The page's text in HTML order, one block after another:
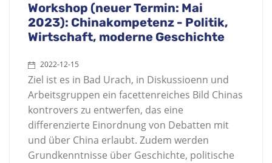
Workshop (neuer Termin: Mai
2023): Chinakompetenz - Politik,
Wirtschaft, moderne Geschichte
2022-12-15
Ziel ist es in Bad Urach, in Diskussioenn und
Arbeitsgruppen ein facettenreiches Bild Chinas
kontrovers zu entwerfen, das eine
differenzierte Einordnung von Debatten mit
und über China erlaubt. Zudem werden
Grundkenntnisse über Geschichte, politische